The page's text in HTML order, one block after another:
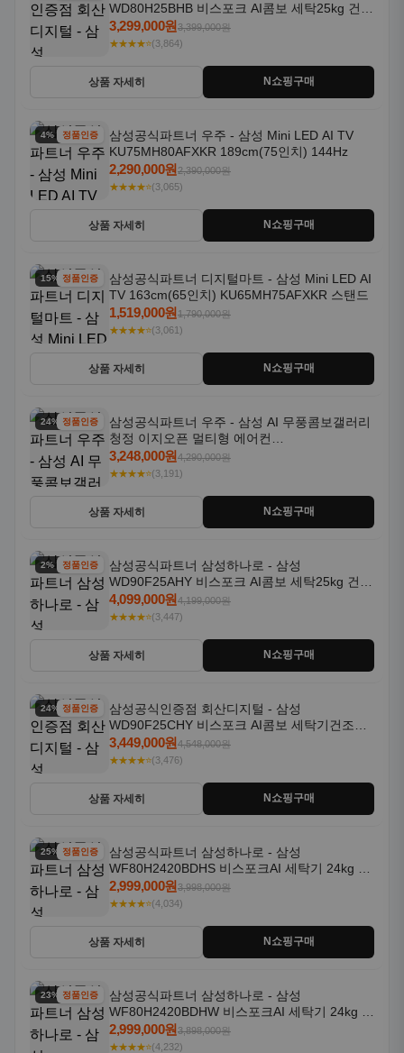
WD80H25BHB 비스포크 AI콤보 세탁25kg 건조
18kg 26년형 일체형 1등급
3,299,000원3,399,000원
★★★★⭐(3,864)
상품 자세히 N쇼핑구매
4% 할인정품인증
삼성공식파트너 우주 - 삼성 Mini LED AI TV
KU75MH80AFXKR 189cm(75인치) 144Hz
2,290,000원2,390,000원
★★★★⭐(3,065)
상품 자세히 N쇼핑구매
15% 할인정품인증
삼성공식파트너 디지털마트 - 삼성 Mini LED AI
TV 163cm(65인치) KU65MH75AFXKR 스탠드
1,519,000원1,790,000원
★★★★⭐(3,061)
상품 자세히 N쇼핑구매
24% 할인정품인증
삼성공식파트너 우주 - 삼성 AI 무풍콤보갤러리
청정 이지오픈 멀티형 에어컨
AF80F17D22WRS 기본설치포함
3,248,000원4,290,000원
★★★★⭐(3,191)
상품 자세히 N쇼핑구매
2% 할인정품인증
삼성공식파트너 삼성하나로 - 삼성
WD90F25AHY 비스포크 AI콤보 세탁25kg 건조
18kg 자동문열림 1등급
4,099,000원4,199,000원
★★★★⭐(3,447)
상품 자세히 N쇼핑구매
24% 할인정품인증
삼성공식인증점 회산디지털 - 삼성
WD90F25CHY 비스포크 AI콤보 세탁기건조기
일체형 25kg+18kg 1등급
3,449,000원4,548,000원
★★★★⭐(3,476)
상품 자세히 N쇼핑구매
25% 할인정품인증
삼성공식파트너 삼성하나로 - 삼성
WF80H2420BDHS 비스포크AI 세탁기 24kg 건
조기 20kg 세제자동투입
2,999,000원3,998,000원
★★★★⭐(4,034)
상품 자세히 N쇼핑구매
23% 할인정품인증
삼성공식파트너 삼성하나로 - 삼성
WF80H2420BDHW 비스포크AI 세탁기 24kg 건
조기 20kg 세제자동투입
2,999,000원3,898,000원
★★★★⭐(4,232)